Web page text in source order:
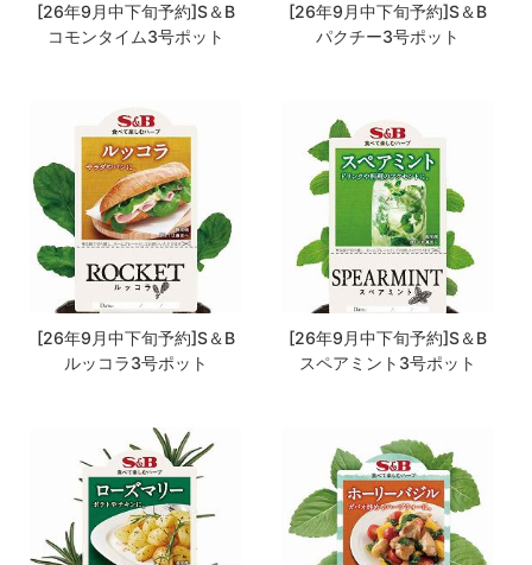
[26年9月中下旬予約]S＆B
コモンタイム3号ポット
[26年9月中下旬予約]S＆B
パクチー3号ポット
[26年9月中下旬予約]S＆B
ルッコラ3号ポット
[26年9月中下旬予約]S＆B
スペアミント3号ポット